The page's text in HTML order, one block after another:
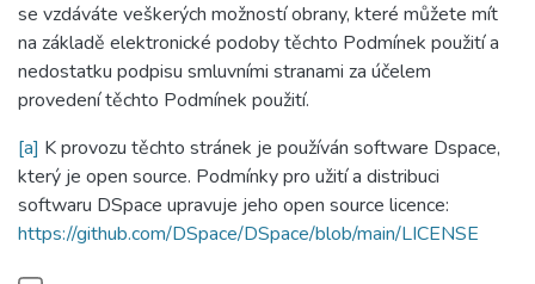
se vzdáváte veškerých možností obrany, které můžete mít
na základě elektronické podoby těchto Podmínek použití a
nedostatku podpisu smluvními stranami za účelem
provedení těchto Podmínek použití.
[a] K provozu těchto stránek je používán software Dspace,
který je open source. Podmínky pro užití a distribuci
softwaru DSpace upravuje jeho open source licence:
https://github.com/DSpace/DSpace/blob/main/LICENSE